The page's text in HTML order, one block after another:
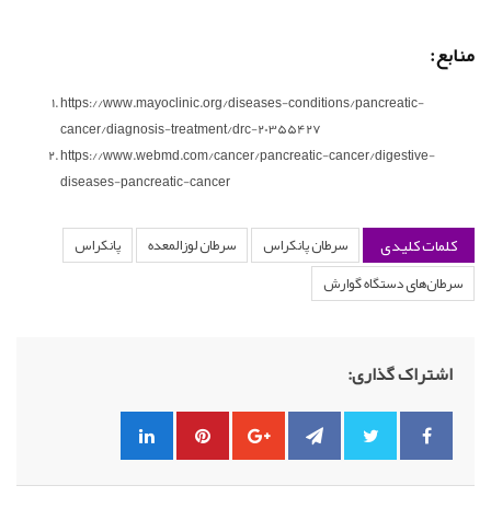
منابع:
https://www.mayoclinic.org/diseases-conditions/pancreatic-
cancer/diagnosis-treatment/drc-20355427
https://www.webmd.com/cancer/pancreatic-cancer/digestive-
diseases-pancreatic-cancer
کلمات کلیدی سرطان پانکراس سرطان لوزالمعده
پانکراس
سرطان‌های دستگاه گوارش
اشتراک گذاری: